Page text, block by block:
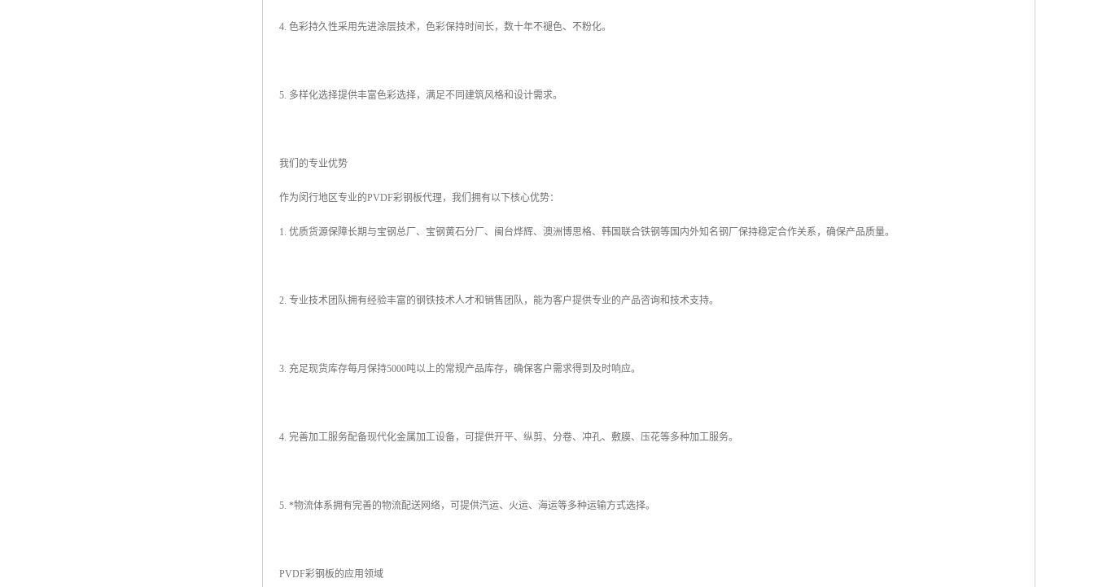
4. 色彩持久性采用先进涂层技术，色彩保持时间长，数十年不褪色、不粉化。
5. 多样化选择提供丰富色彩选择，满足不同建筑风格和设计需求。
我们的专业优势
作为闵行地区专业的PVDF彩钢板代理，我们拥有以下核心优势：
1. 优质货源保障长期与宝钢总厂、宝钢黄石分厂、闽台烨辉、澳洲博思格、韩国联合铁钢等国内外知名钢厂保持稳定合作关系，确保产品质量。
2. 专业技术团队拥有经验丰富的钢铁技术人才和销售团队，能为客户提供专业的产品咨询和技术支持。
3. 充足现货库存每月保持5000吨以上的常规产品库存，确保客户需求得到及时响应。
4. 完善加工服务配备现代化金属加工设备，可提供开平、纵剪、分卷、冲孔、敷膜、压花等多种加工服务。
5. *物流体系拥有完善的物流配送网络，可提供汽运、火运、海运等多种运输方式选择。
PVDF彩钢板的应用领域